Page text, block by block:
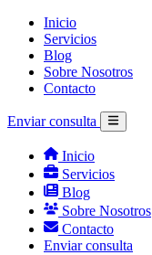
Inicio
Servicios
Blog
Sobre Nosotros
Contacto
Enviar consulta
Inicio
Servicios
Blog
Sobre Nosotros
Contacto
Enviar consulta